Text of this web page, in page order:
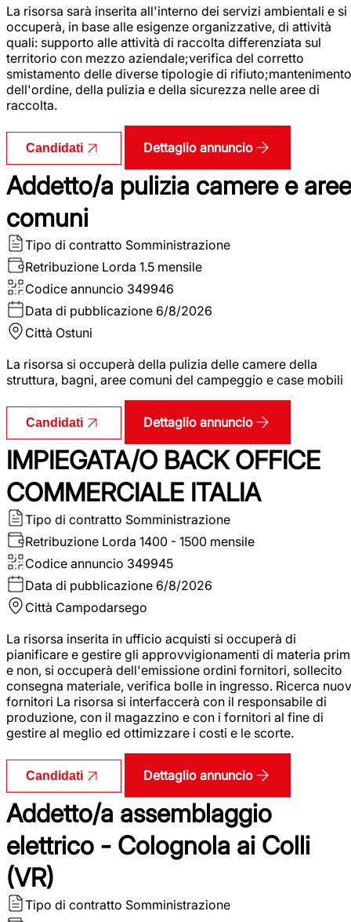
La risorsa sarà inserita all'interno dei servizi ambientali e si
occuperà, in base alle esigenze organizzative, di attività
quali: supporto alle attività di raccolta differenziata sul
territorio con mezzo aziendale;verifica del corretto
smistamento delle diverse tipologie di rifiuto;mantenimento
dell'ordine, della pulizia e della sicurezza nelle aree di
raccolta.
Candidati Dettaglio annuncio
Addetto/a pulizia camere e aree
comuni
Tipo di contratto Somministrazione
Retribuzione Lorda 1.5 mensile
Codice annuncio 349946
Data di pubblicazione 6/8/2026
Città Ostuni
La risorsa si occuperà della pulizia delle camere della
struttura, bagni, aree comuni del campeggio e case mobili
Candidati Dettaglio annuncio
IMPIEGATA/O BACK OFFICE
COMMERCIALE ITALIA
Tipo di contratto Somministrazione
Retribuzione Lorda 1400 - 1500 mensile
Codice annuncio 349945
Data di pubblicazione 6/8/2026
Città Campodarsego
La risorsa inserita in ufficio acquisti si occuperà di
pianificare e gestire gli approvvigionamenti di materia
e non, si occuperà dell'emissione ordini fornitori, sollecito
consegna materiale, verifica bolle in ingresso. Ricerca
fornitori La risorsa si interfaccerà con il responsabile di
produzione, con il magazzino e con i fornitori al fine di
gestire al meglio ed ottimizzare i costi e le scorte.
Candidati Dettaglio annuncio
Addetto/a assemblaggio
elettrico - Colognola ai Colli
(VR)
Tipo di contratto Somministrazione